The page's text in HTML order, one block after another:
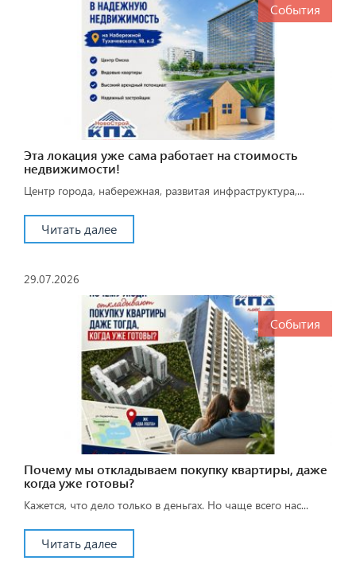
События
Эта локация уже сама работает на стоимость
недвижимости!
Центр города, набережная, развитая инфраструктура,...
Читать далее
29.07.2026
События
Почему мы откладываем покупку квартиры, даже
когда уже готовы?
Кажется, что дело только в деньгах. Но чаще всего нас...
Читать далее